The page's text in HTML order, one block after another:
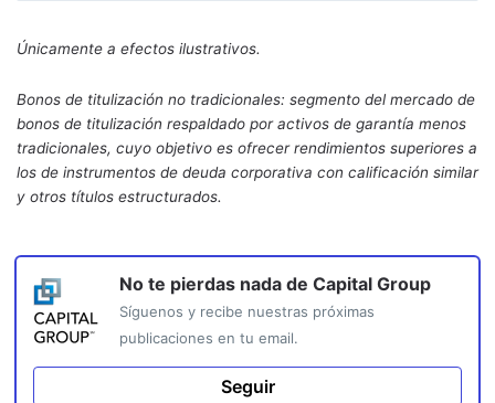
Únicamente a efectos ilustrativos.
Bonos de titulización no tradicionales: segmento del mercado de
bonos de titulización respaldado por activos de garantía menos
tradicionales, cuyo objetivo es ofrecer rendimientos superiores a
los de instrumentos de deuda corporativa con calificación similar
y otros títulos estructurados.
No te pierdas nada de Capital Group
Síguenos y recibe nuestras próximas
publicaciones en tu email.
Seguir